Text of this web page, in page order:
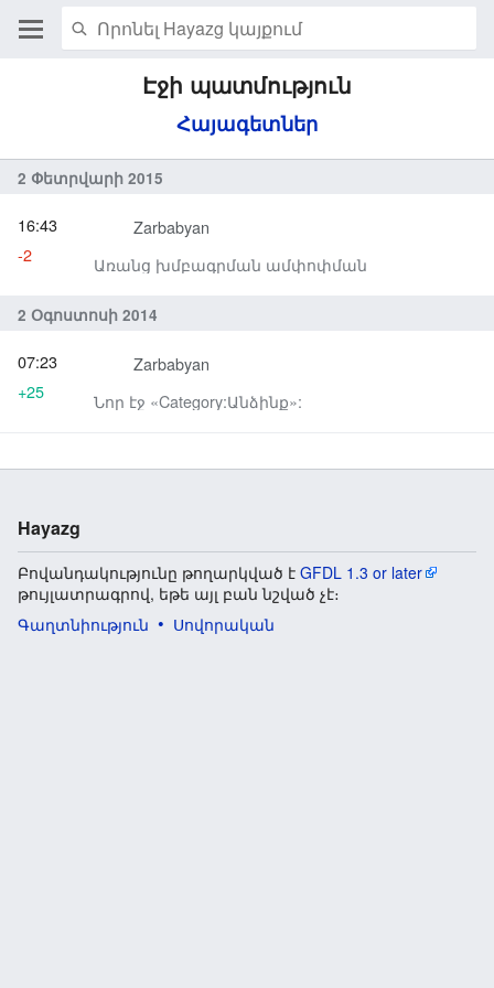
Էջի պատմություն
Հայագետներ
2 Փետրվարի 2015
Zarbabyan
Առանց խմբագրման ամփոփման
16:43
-2
2 Օգոստոսի 2014
Zarbabyan
Նոր էջ «Category:Անձինք»:
07:23
+25
Hayazg
Բովանդակությունը թողարկված է GFDL 1.3 or later
թույլատրագրով, եթե այլ բան նշված չէ։
Գաղտնիություն
Սովորական